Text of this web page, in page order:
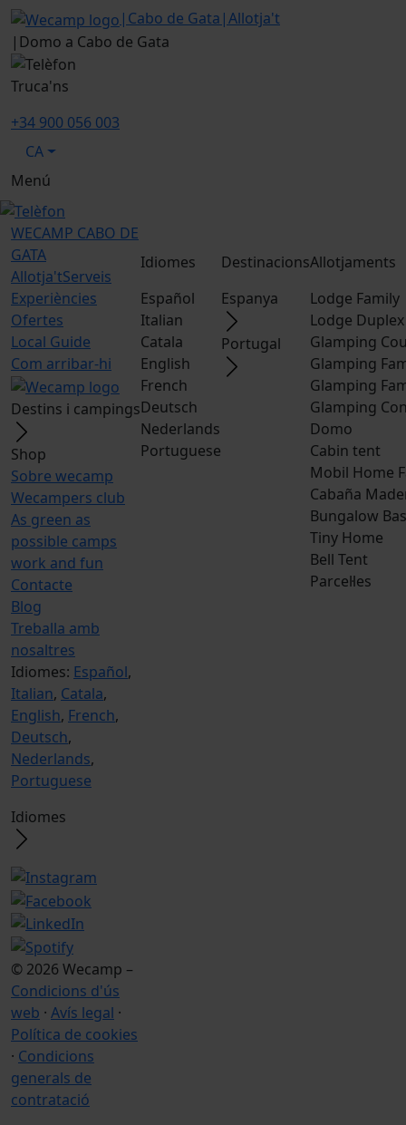
| Cabo de Gata |Allotja't
| Domo a Cabo de Gata
Truca'ns
+34 900 056 003
CA
Menú
WECAMP CABO DE
GATA
Allotja'tServeis
Experiències
Ofertes
Local Guide
Com arribar-hi
Destins i campings
Shop
Sobre wecamp
Wecampers club
As green as
possible camps
work and fun
Contacte
Blog
Treballa amb
nosaltres
Idiomes: Español,
Italian, Catala,
English, French,
Deutsch,
Nederlands,
Portuguese
Idiomes
© 2026 Wecamp –
Condicions d'ús
web · Avís legal ·
Política de cookies
· Condicions
generals de
contratació
Idiomes
Español
Italian
Catala
English
French
Deutsch
Nederlands
Portuguese
Destinacions
Espanya
Portugal
Allotjaments
Lodge Family
Lodge Duplex
Glamping
Glamping
Glamping
Glamping
Domo
Cabin tent
Mobil Home
Cabaña
Bungalow
Tiny Home
Bell Tent
Parcel·les